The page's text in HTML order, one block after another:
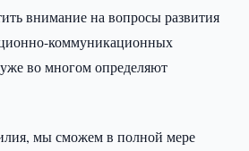
внимание на вопросы развития
коммуникационных
во многом определяют
мы сможем в полной мере